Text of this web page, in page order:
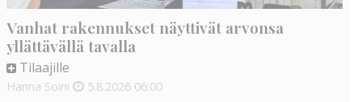
Vanhat rakennukset näyttivät arvonsa
yllättävällä tavalla
Tilaajille
Hanna Soini 5.8.2026 06:00